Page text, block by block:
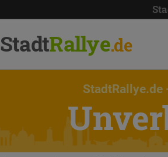
StadtRallye.de
StadtRallye.de